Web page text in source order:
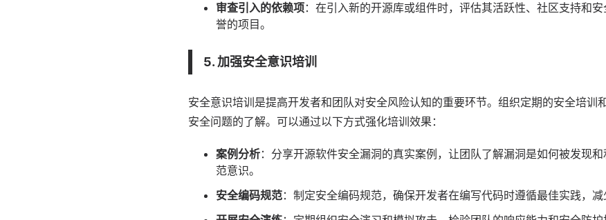
审查引入的依赖项：在引入新的开源库或组件时，评估其活跃性、社区支持和
誉的项目。
5. 加强安全意识培训
安全意识培训是提高开发者和团队对安全风险认知的重要环节。组织定期的安全培训
安全问题的了解。可以通过以下方式强化培训效果：
案例分析：分享开源软件安全漏洞的真实案例，让团队了解漏洞是如何被发现
范意识。
安全编码规范：制定安全编码规范，确保开发者在编写代码时遵循最佳实践，减